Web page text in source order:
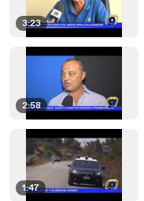
3:23
2:58
1:47